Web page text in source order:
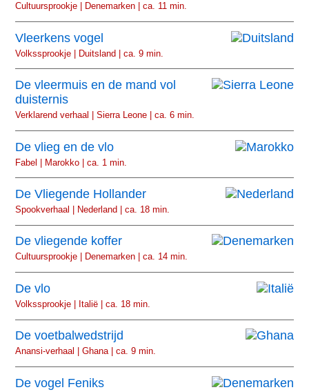
Cultuursprookje | Denemarken | ca. 11 min.
Vleerkens vogel
Volkssprookje | Duitsland | ca. 9 min.
De vleermuis en de mand vol
duisternis
Verklarend verhaal | Sierra Leone | ca. 6 min.
De vlieg en de vlo
Fabel | Marokko | ca. 1 min.
De Vliegende Hollander
Spookverhaal | Nederland | ca. 18 min.
De vliegende koffer
Cultuursprookje | Denemarken | ca. 14 min.
De vlo
Volkssprookje | Italië | ca. 18 min.
De voetbalwedstrijd
Anansi-verhaal | Ghana | ca. 9 min.
De vogel Feniks